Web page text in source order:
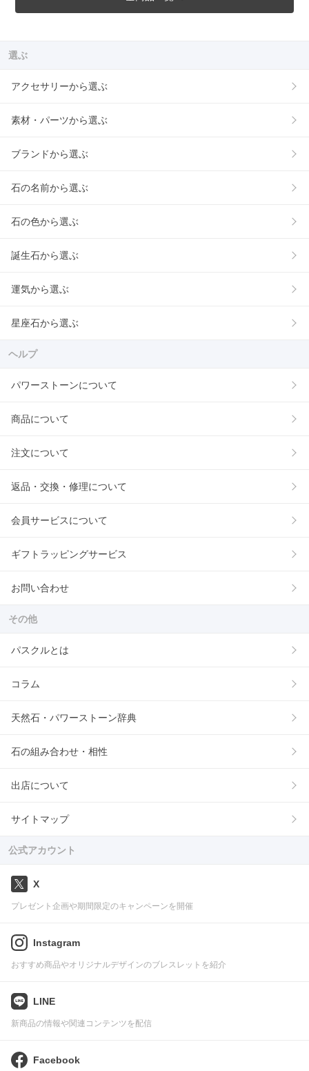
選ぶ
アクセサリーから選ぶ
素材・パーツから選ぶ
ブランドから選ぶ
石の名前から選ぶ
石の色から選ぶ
誕生石から選ぶ
運気から選ぶ
星座石から選ぶ
ヘルプ
パワーストーンについて
商品について
注文について
返品・交換・修理について
会員サービスについて
ギフトラッピングサービス
お問い合わせ
その他
パスクルとは
コラム
天然石・パワーストーン辞典
石の組み合わせ・相性
出店について
サイトマップ
公式アカウント
X
プレゼント企画や期間限定のキャンペーンを開催
Instagram
おすすめ商品やオリジナルデザインのブレスレットを紹介
LINE
新商品の情報や関連コンテンツを配信
Facebook